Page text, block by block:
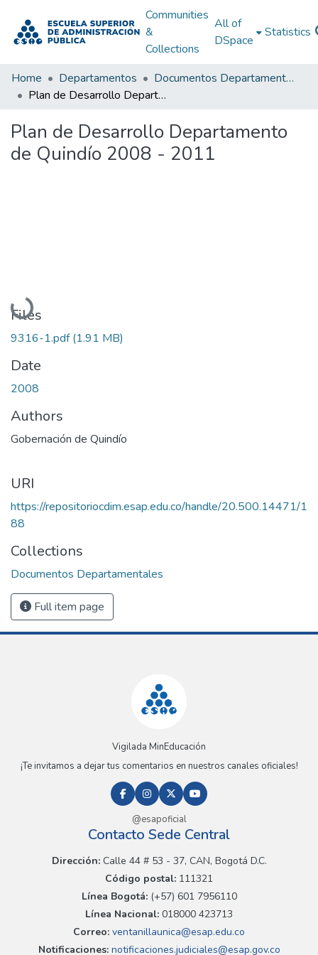
Communities
&
Collections
All of
DSpace
Statistics
Home Departamentos
Documentos Departamentales
Plan de Desarrollo Departamento de Quindío 2008 - 2011
Plan de Desarrollo Departamento
de Quindío 2008 - 2011
Loading...
Files
9316-1.pdf(1.91 MB)
Date
2008
Authors
Gobernación de Quindío
URI
https://repositoriocdim.esap.edu.co/handle/20.500.14471/1
88
Collections
Documentos Departamentales
Full item page
Vigilada MinEducación
¡Te invitamos a dejar tus comentarios en nuestros canales oficiales!
@esapoficial
Contacto Sede Central
Dirección:Calle 44 # 53 - 37, CAN, Bogotá D.C.
Código postal: 111321
Línea Bogotá:(+57) 601 7956110
Línea Nacional: 018000 423713
Correo: ventanillaunica@esap.edu.co
Notificaciones:notificaciones.judiciales@esap.gov.co